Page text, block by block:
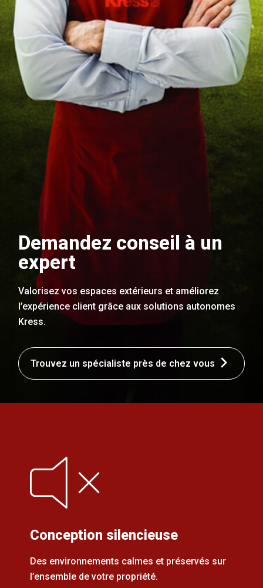
Demandez conseil à un
expert
Valorisez vos espaces extérieurs et améliorez
l’expérience client grâce aux solutions autonomes
Kress.
Trouvez un spécialiste près de chez vous
Conception silencieuse
Des environnements calmes et préservés sur
l’ensemble de votre propriété.